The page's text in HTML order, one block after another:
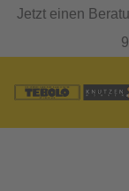
Jetzt einen